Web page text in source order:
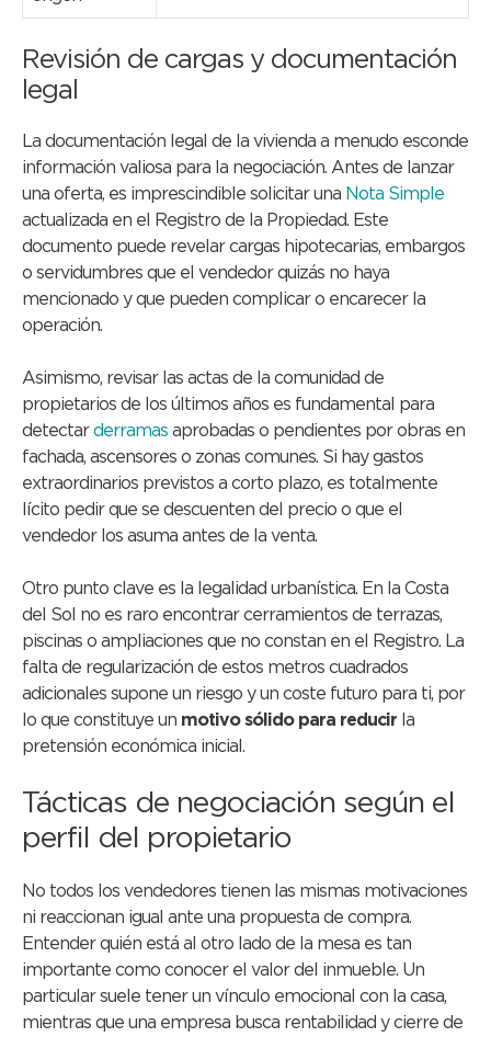
Revisión de cargas y documentación
legal
La documentación legal de la vivienda a menudo esconde
información valiosa para la negociación. Antes de lanzar
una oferta, es imprescindible solicitar una Nota Simple
actualizada en el Registro de la Propiedad. Este
documento puede revelar cargas hipotecarias, embargos
o servidumbres que el vendedor quizás no haya
mencionado y que pueden complicar o encarecer la
operación.
Asimismo, revisar las actas de la comunidad de
propietarios de los últimos años es fundamental para
detectarderramas aprobadas o pendientes por obras en
fachada, ascensores o zonas comunes. Si hay gastos
extraordinarios previstos a corto plazo, es totalmente
lícito pedir que se descuenten del precio o que el
vendedor los asuma antes de la venta.
Otro punto clave es la legalidad urbanística. En la Costa
del Sol no es raro encontrar cerramientos de terrazas,
piscinas o ampliaciones que no constan en el Registro. La
falta de regularización de estos metros cuadrados
adicionales supone un riesgo y un coste futuro para ti, por
lo que constituye un motivo sólido para reducir la
pretensión económica inicial.
Tácticas de negociación según el
perfil del propietario
No todos los vendedores tienen las mismas motivaciones
ni reaccionan igual ante una propuesta de compra.
Entender quién está al otro lado de la mesa es tan
importante como conocer el valor del inmueble. Un
particular suele tener un vínculo emocional con la casa,
mientras que una empresa busca rentabilidad y cierre de